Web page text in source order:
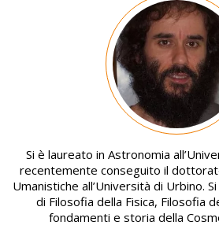
Si è laureato in Astronomia
recentemente conseguito il
Umanistiche all’Università di Urbino.
di Filosofia della Fisica, Filosofia
fondamenti e storia della